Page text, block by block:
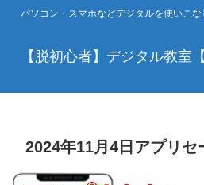
パソコン・スマホなどデジタルを使いこ
【脱初心者】デジタル教室
2024年11月4日アプリセ